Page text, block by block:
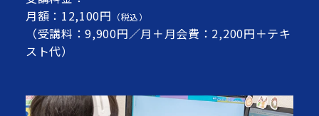
月額：12,100円 （税込）
（受講料：9,900円／月＋月会費：2,200円＋テキ
スト代）